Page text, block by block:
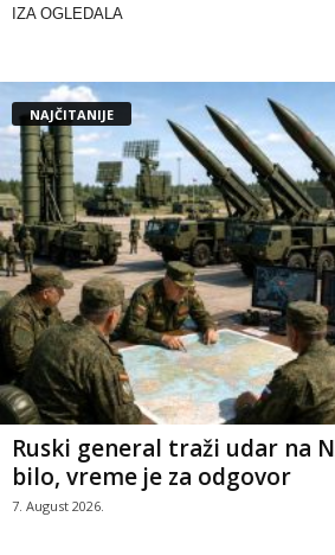
IZA OGLEDALA
NAJČITANIJE
Ruski general traži udar na
bilo, vreme je za odgovor
7. August 2026.